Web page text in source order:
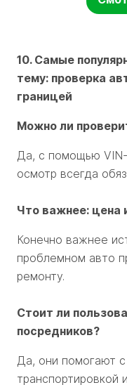
10. Самые
тему: проверка
границей
Можно ли
Да, с помощью VIN-
осмотр всегда
Что важнее: цена
Конечно важнее
проблемном авто
ремонту.
Стоит ли
посредников?
Да, они помогают
транспортировкой